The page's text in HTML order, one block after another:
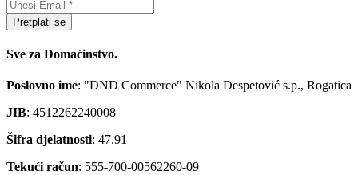
Pretplati se
Sve za Domaćinstvo.
Poslovno ime: "DND Commerce" Nikola Despetović s.p., Rogatica
JIB: 4512262240008
Šifra djelatnosti: 47.91
Tekući račun: 555-700-00562260-09